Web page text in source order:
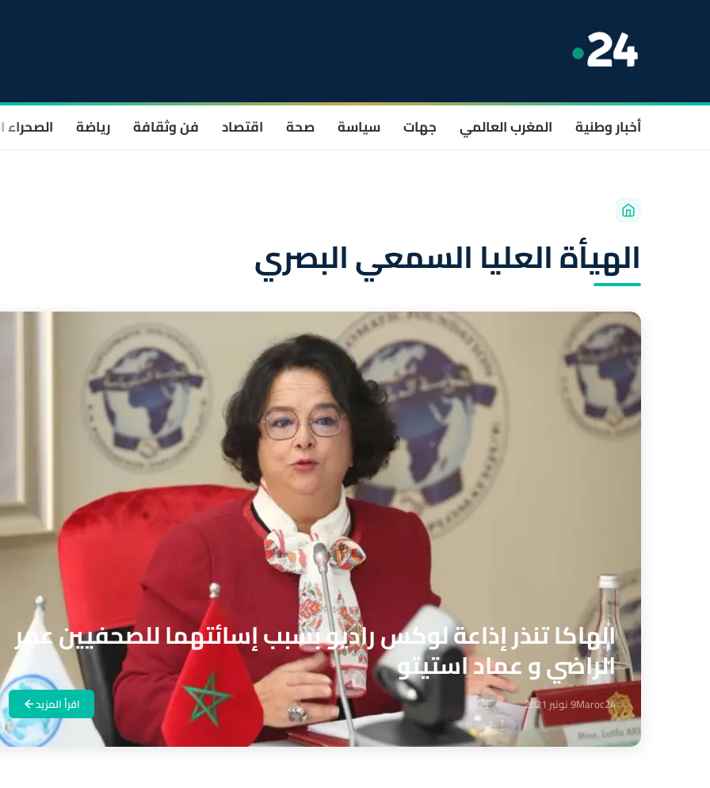
أخبار وطنية المغرب العالمي جهات سياسة صحة اقتصاد فن وثقافة رياضة الصحراء
الهيأة العليا السمعي البصري
الهاكا تنذر إذاعة لوكس راديو بسبب إسائتهما للصحفيين عمر
الراضي و عماد استيتو
Maroc249 نونبر 2021 اقرأ المزيد